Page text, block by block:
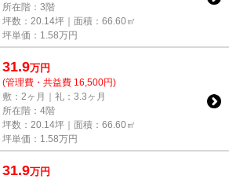
所在階：3階
坪数：20.14坪｜面積：66.60㎡
坪単価： 1.58万円
31.9万円
(管理費・共益費 16,500円)
敷：2ヶ月｜礼：3.3ヶ月
所在階：4階
坪数：20.14坪｜面積：66.60㎡
坪単価： 1.58万円
31.9万円